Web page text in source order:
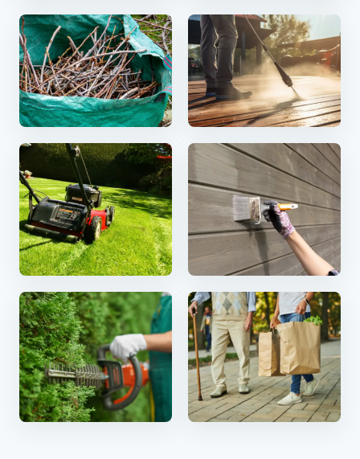
Vedhogst & bæring Snørydding
Hageavfall Terrassevask
Plenklipp Maling